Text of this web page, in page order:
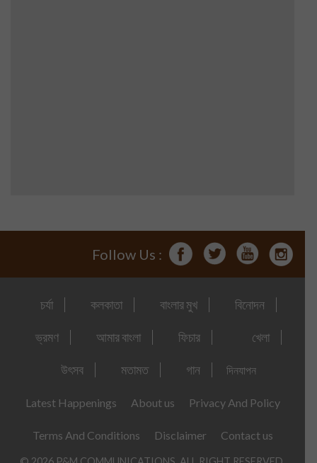
Follow Us :
চর্যা কলকাতা বাংলার মুখ বিনোদন
ভ্রমণ আমার বাংলা ফিচার খেলা
উৎসব মতামত গান দিনযাপন
Latest Happenings About us Privacy And Policy
Terms And Conditions Disclaimer Contact us